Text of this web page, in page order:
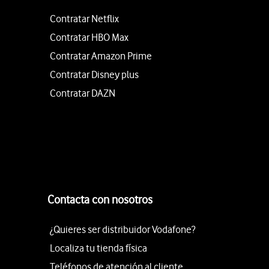
Contratar Netflix
Contratar HBO Max
Contratar Amazon Prime
Contratar Disney plus
Contratar DAZN
Contacta con nosotros
¿Quieres ser distribuidor Vodafone?
Localiza tu tienda física
Teléfonos de atención al cliente